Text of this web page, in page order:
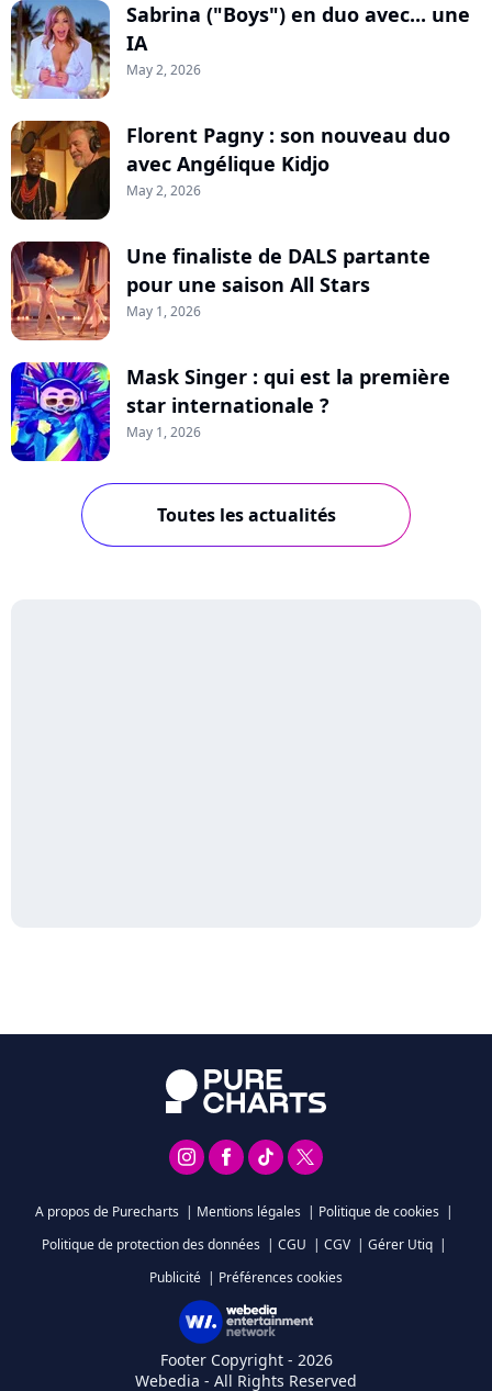
Sabrina ("Boys") en duo avec... une
IA
May 2, 2026
Florent Pagny : son nouveau duo
avec Angélique Kidjo
May 2, 2026
Une finaliste de DALS partante
pour une saison All Stars
May 1, 2026
Mask Singer : qui est la première
star internationale ?
May 1, 2026
Toutes les actualités
A propos de Purecharts | Mentions légales | Politique de cookies |
Politique de protection des données | CGU | CGV | Gérer Utiq |
Publicité | Préférences cookies
Footer Copyright - 2026
Webedia - All Rights Reserved